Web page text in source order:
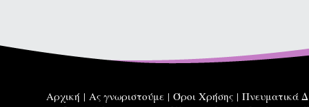
Αρχική | Ας γνωριστούμε | Όροι Χρήσης | Πνευματικά